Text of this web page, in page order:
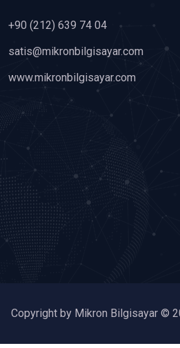
+90 (212) 639 74 04
satis@mikronbilgisayar.com
www.mikronbilgisayar.com
Copyright by Mikron Bilgisayar ©